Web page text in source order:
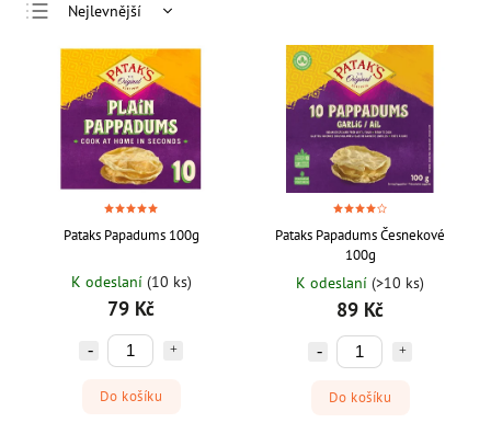
Nejlevnější
Nejdražší
Nejprodávanější
Abecedně
Pataks Papadums 100g
K odeslaní (10 ks)
79 Kč
Do košíku
Pataks Papadums Česnekové
100g
K odeslaní (>10 ks)
89 Kč
Do košíku